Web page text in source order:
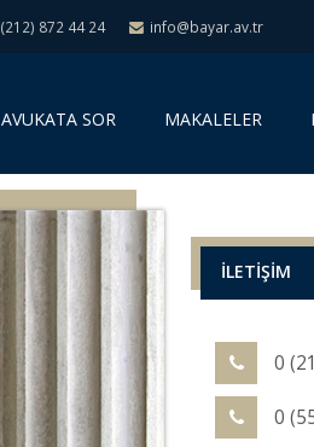
872 44 24 info@bayar.av.tr
AVUKATA SOR MAKALELER
İLETİŞİM
0
0